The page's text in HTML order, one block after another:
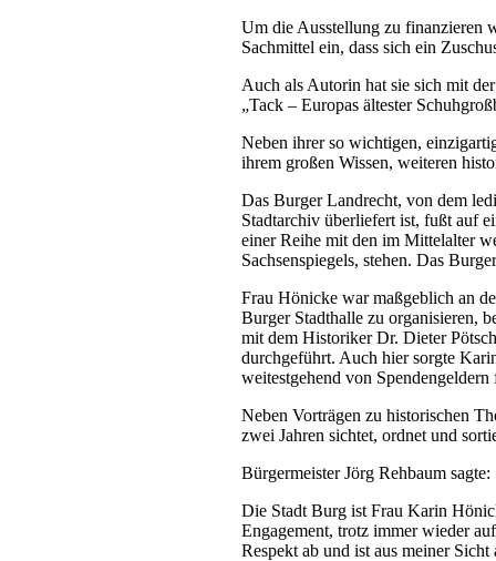
Um die Ausstellung zu finanzieren
Sachmittel ein, dass sich ein
Auch als Autorin hat sie sich mit
„Tack – Europas ältester
Neben ihrer so wichtigen,
ihrem großen Wissen, weiteren
Das Burger Landrecht, von dem
Stadtarchiv überliefert ist, fußt auf
einer Reihe mit den im Mittelalter
Sachsenspiegels, stehen. Das
Frau Hönicke war maßgeblich an
Burger Stadthalle zu organisieren,
mit dem Historiker Dr. Dieter
durchgeführt. Auch hier sorgte
weitestgehend von
Neben Vorträgen zu historischen
zwei Jahren sichtet, ordnet und
Bürgermeister Jörg Rehbaum sagte:
Die Stadt Burg ist Frau Karin
Engagement, trotz immer wieder
Respekt ab und ist aus meiner